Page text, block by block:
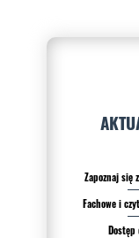
Zapoznaj się
Fachowe i